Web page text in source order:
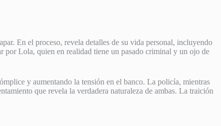
En el proceso, revela detalles de su vida personal, incluyendo
por Lola, quien en realidad tiene un pasado criminal y un ojo de
y aumentando la tensión en el banco. La policía, mientras
que revela la verdadera naturaleza de ambas. La traición